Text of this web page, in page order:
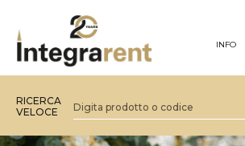
INFO
RICERCA
VELOCE